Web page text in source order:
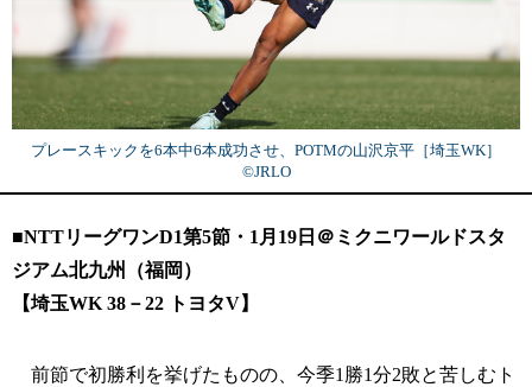
プレースキックを6本中6本成功させ、POTMの山沢京平［埼玉WK］
©︎JRLO
■NTTリーグワンD1第5節・1月19日＠ミクニワールドスタ
ジアム北九州（福岡）
【埼玉WK 38－22 トヨタV】
前節で初勝利を挙げたものの、今季1勝1分2敗と苦しむト